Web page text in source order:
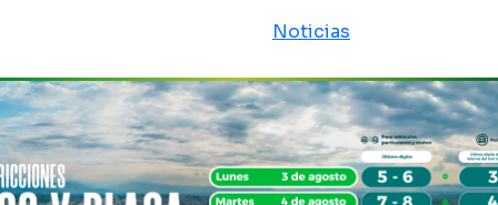
Noticias